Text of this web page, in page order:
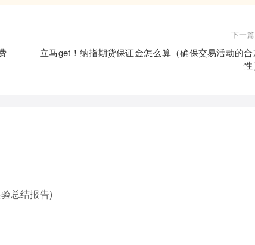
下一篇
立马get！纳指期货保证金怎么算（确保交易活动的
总结报告)